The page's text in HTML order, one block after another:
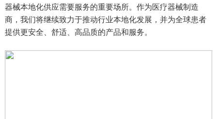
器械本地化供应需要服务的重要场所。作为医疗器械制造
商，我们将继续致力于推动行业本地化发展，并为全球患者
提供更安全、舒适、高品质的产品和服务。